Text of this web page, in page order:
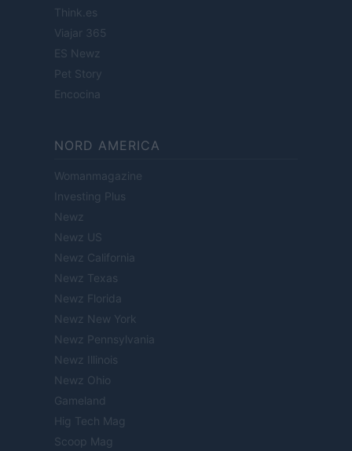
Think.es
Viajar 365
ES Newz
Pet Story
Encocina
NORD AMERICA
Womanmagazine
Investing Plus
Newz
Newz US
Newz California
Newz Texas
Newz Florida
Newz New York
Newz Pennsylvania
Newz Illinois
Newz Ohio
Gameland
Hig Tech Mag
Scoop Mag